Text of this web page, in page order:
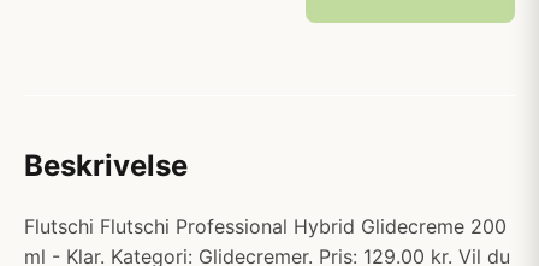
Beskrivelse
Flutschi Flutschi Professional Hybrid Glidecreme 200
ml - Klar. Kategori: Glidecremer. Pris: 129.00 kr. Vil du